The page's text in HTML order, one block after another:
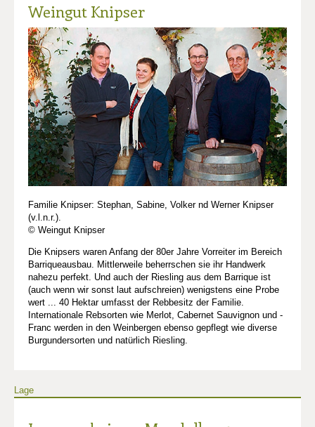
Weingut Knipser
Familie Knipser: Stephan, Sabine, Volker nd Werner Knipser
(v.l.n.r.).
© Weingut Knipser
Die Knipsers waren Anfang der 80er Jahre Vorreiter im Bereich
Barriqueausbau. Mittlerweile beherrschen sie ihr Handwerk
nahezu perfekt. Und auch der Riesling aus dem Barrique ist
(auch wenn wir sonst laut aufschreien) wenigstens eine Probe
wert ... 40 Hektar umfasst der Rebbesitz der Familie.
Internationale Rebsorten wie Merlot, Cabernet Sauvignon und -
Franc werden in den Weinbergen ebenso gepflegt wie diverse
Burgundersorten und natürlich Riesling.
Lage